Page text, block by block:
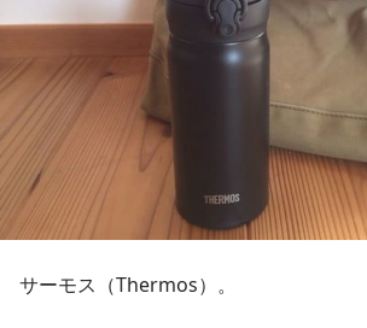
サーモス（Thermos）。